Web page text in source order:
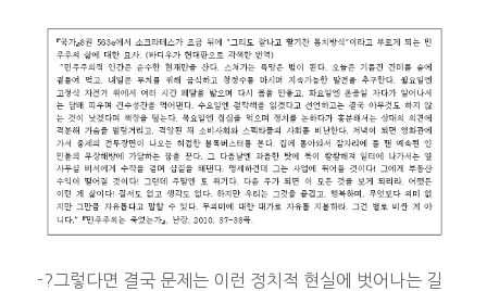
-?그렇다면 결국 문제는 이런 정치적 현실에 벗어나는 길